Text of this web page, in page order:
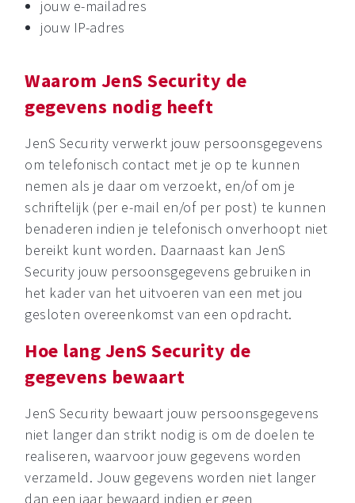
jouw e-mailadres
jouw IP-adres
Waarom JenS Security de
gegevens nodig heeft
JenS Security verwerkt jouw persoonsgegevens
om telefonisch contact met je op te kunnen
nemen als je daar om verzoekt, en/of om je
schriftelijk (per e-mail en/of per post) te kunnen
benaderen indien je telefonisch onverhoopt niet
bereikt kunt worden. Daarnaast kan JenS
Security jouw persoonsgegevens gebruiken in
het kader van het uitvoeren van een met jou
gesloten overeenkomst van een opdracht.
Hoe lang JenS Security de
gegevens bewaart
JenS Security bewaart jouw persoonsgegevens
niet langer dan strikt nodig is om de doelen te
realiseren, waarvoor jouw gegevens worden
verzameld. Jouw gegevens worden niet langer
dan een jaar bewaard indien er geen